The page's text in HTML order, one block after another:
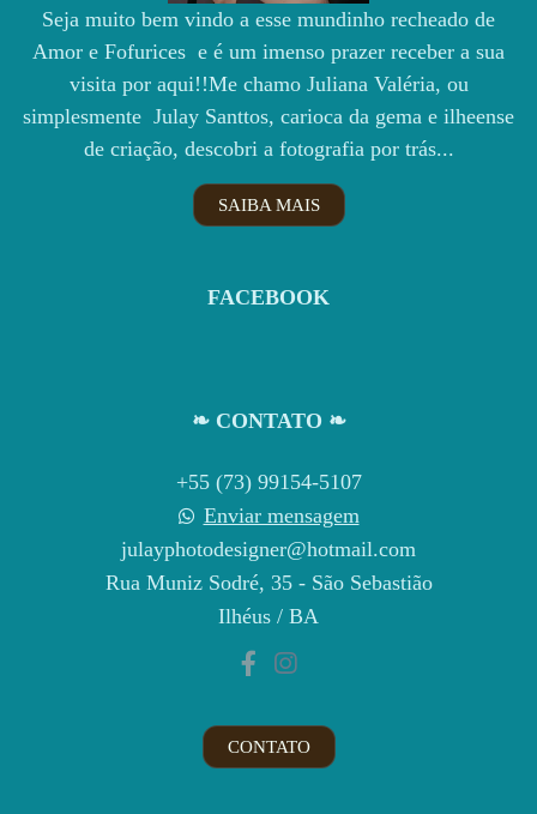
Seja muito bem vindo a esse mundinho recheado de
Amor e Fofurices e é um imenso prazer receber a sua
visita por aqui!!Me chamo Juliana Valéria, ou
simplesmente Julay Santtos, carioca da gema e ilheense
de criação, descobri a fotografia por trás...
SAIBA MAIS
FACEBOOK
❧ CONTATO ❧
+55 (73) 99154-5107
Enviar mensagem
julayphotodesigner@hotmail.com
Rua Muniz Sodré, 35 - São Sebastião
Ilhéus / BA
CONTATO